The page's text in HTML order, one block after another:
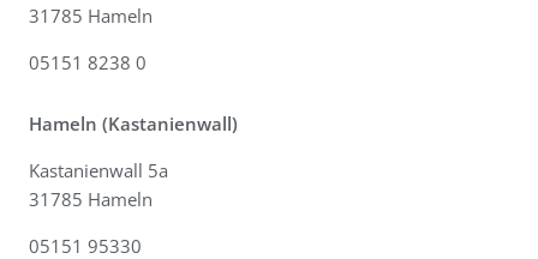
31785 Hameln
05151 8238 0
Hameln (Kastanienwall)
Kastanienwall 5a
31785 Hameln
05151 95330